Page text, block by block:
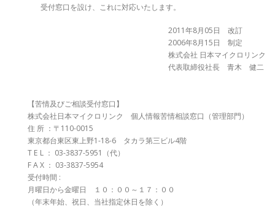
受付窓口を設け、これに対応いたします。
2011年8月05日 改訂
2006年8月15日 制定
株式会社 日本マイクロリンク
代表取締役社長 青木 健二
【苦情及びご相談受付窓口】
株式会社日本マイクロリンク 個人情報苦情相談窓口（管理部門）
住 所 ：〒110-0015
東京都台東区東上野1-18-6 タカラ第三ビル4階
T E L ： 03-3837-5951（代）
F A X ： 03-3837-5954
受付時間 :
月曜日から金曜日 １０：００～１７：００
（年末年始、祝日、当社指定休日を除く）